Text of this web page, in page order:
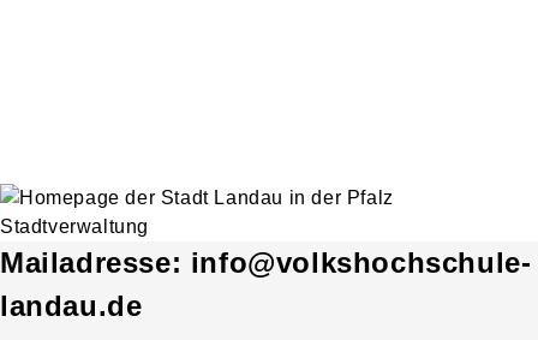
Mailadresse: info@volkshochschule-
landau.de